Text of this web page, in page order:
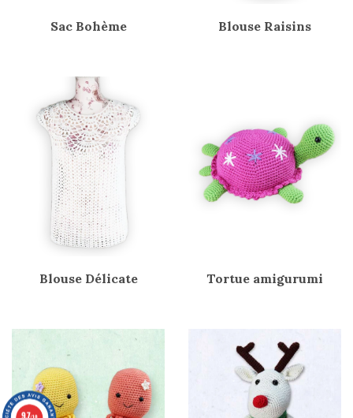
Sac Bohème Blouse Raisins
Blouse Délicate Tortue amigurumi
9.7/10